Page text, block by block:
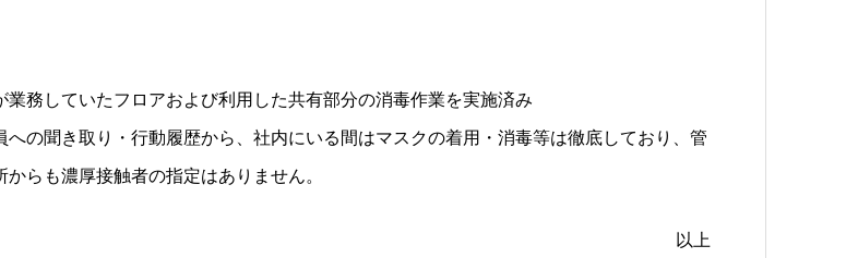
業務していたフロアおよび利用した共有部分の消毒作業を実施済み
への聞き取り・行動履歴から、社内にいる間はマスクの着用・消毒等は徹底しており、管
からも濃厚接触者の指定はありません。
以上